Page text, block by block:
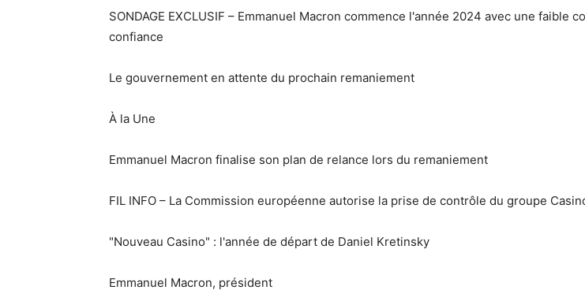
SONDAGE EXCLUSIF – Emmanuel Macron commence l'année 2024 avec une faible
confiance
Le gouvernement en attente du prochain remaniement
À la Une
Emmanuel Macron finalise son plan de relance lors du remaniement
FIL INFO – La Commission européenne autorise la prise de contrôle du groupe
"Nouveau Casino" : l'année de départ de Daniel Kretinsky
Emmanuel Macron, président